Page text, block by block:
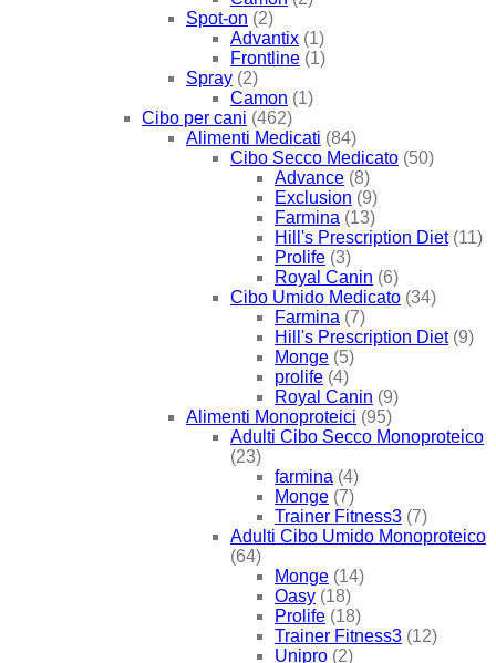
Spot-on (2)
Advantix (1)
Frontline (1)
Spray (2)
Camon (1)
Cibo per cani (462)
Alimenti Medicati (84)
Cibo Secco Medicato (50)
Advance (8)
Exclusion (9)
Farmina (13)
Hill's Prescription Diet (11)
Prolife (3)
Royal Canin (6)
Cibo Umido Medicato (34)
Farmina (7)
Hill's Prescription Diet (9)
Monge (5)
prolife (4)
Royal Canin (9)
Alimenti Monoproteici (95)
Adulti Cibo Secco Monoproteico
(23)
farmina (4)
Monge (7)
Trainer Fitness3 (7)
Adulti Cibo Umido Monoproteico
(64)
Monge (14)
Oasy (18)
Prolife (18)
Trainer Fitness3 (12)
Unipro (2)